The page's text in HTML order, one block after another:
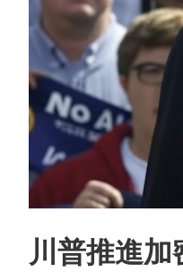
川普推進